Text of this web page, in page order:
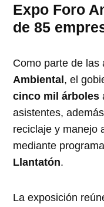
Expo Foro
de 85
Como parte de las
Ambiental, el
cinco mil árboles
asistentes,
reciclaje y manejo
mediante
Llantatón.
La exposición